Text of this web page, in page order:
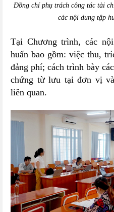
Đồng chí phụ trách công tác tài
các nội dung tập
Tại Chương trình, các
huấn bao gồm: việc thu,
đảng phí; cách trình bày
chứng từ lưu tại đơn vị
liên quan.